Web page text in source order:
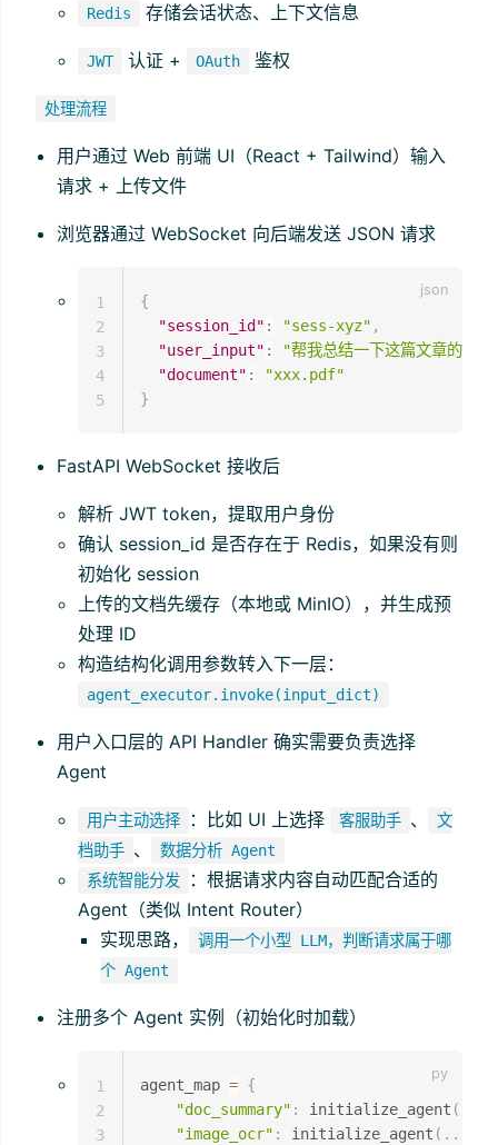
Redis 存储会话状态、上下文信息
JWT 认证 + OAuth 鉴权
处理流程
用户通过 Web 前端 UI（React + Tailwind）输入
请求 + 上传文件
浏览器通过 WebSocket 向后端发送 JSON 请求
{
"session_id" : "sess-xyz" ,
"user_input" :
"帮我总结一下这篇文章的重
"document" :
"xxx.pdf"
}
1
2
3
4
5
FastAPI WebSocket 接收后
解析 JWT token，提取用户身份
确认 session_id 是否存在于 Redis，如果没有则
初始化 session
上传的文档先缓存（本地或 MinIO），并生成预
处理 ID
构造结构化调用参数转入下一层：
agent_executor.invoke(input_dict)
用户入口层的 API Handler 确实需要负责选择
Agent
用户主动选择 ：比如 UI 上选择 客服助手 、
文
档助手 、
数据分析 Agent
系统智能分发
：根据请求内容自动匹配合适的
Agent（类似 Intent Router）
实现思路，
调用一个小型 LLM，判断请求属于哪
个 Agent
注册多个 Agent 实例（初始化时加载）
agent_map = {
"doc_summary" : initialize_agent (
"image_ocr" : initialize_agent ( . .
1
2
3